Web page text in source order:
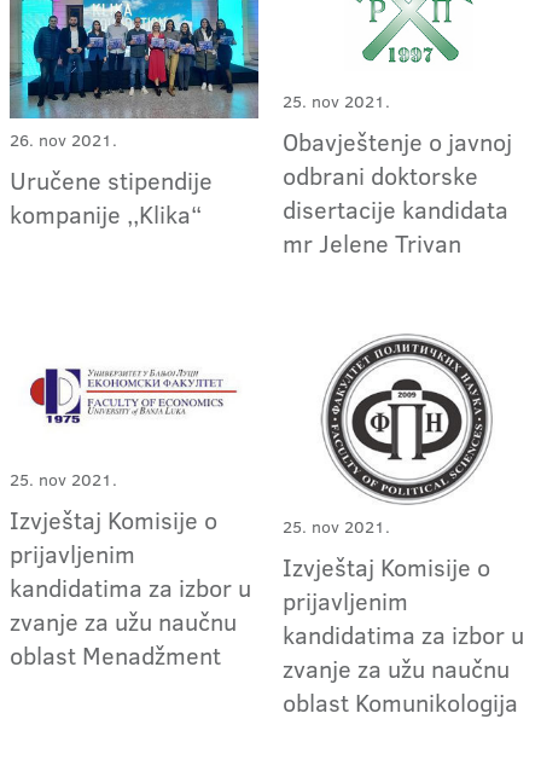
26. nov 2021.
Uručene stipendije
kompanije ,,Klika“
25. nov 2021.
Obavještenje o javnoj
odbrani doktorske
disertacije kandidata
mr Jelene Trivan
25. nov 2021.
Izvještaj Komisije o
prijavljenim
kandidatima za izbor u
zvanje za užu naučnu
oblast Menadžment
25. nov 2021.
Izvještaj Komisije o
prijavljenim
kandidatima za izbor u
zvanje za užu naučnu
oblast Komunikologija